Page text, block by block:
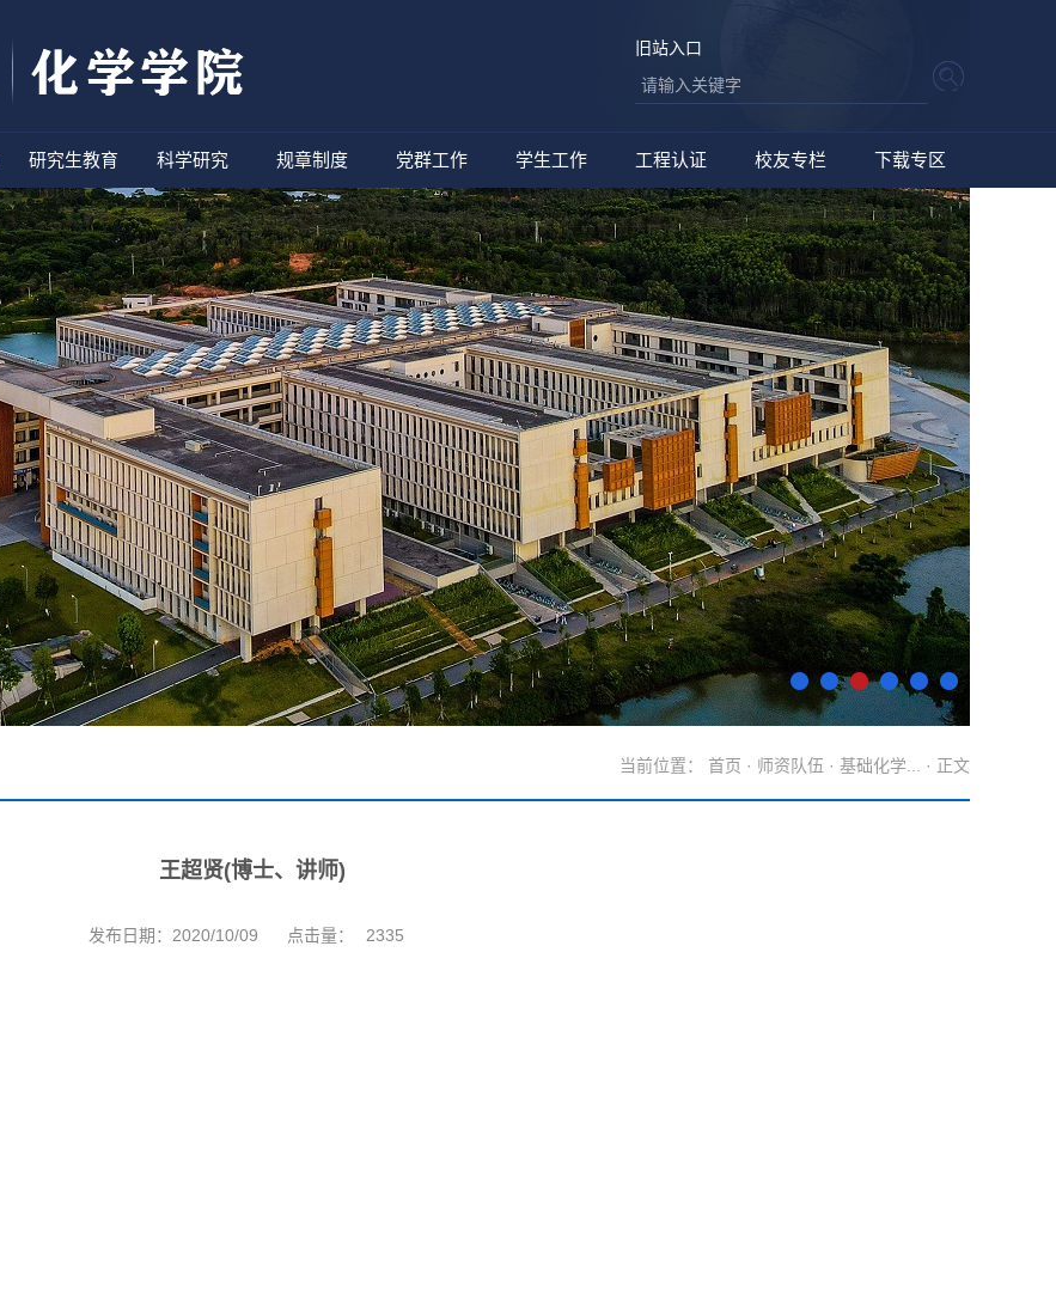
旧站入口
研究生教育 科学研究 规章制度 党群工作 学生工作 工程认证 校友专栏 下载专区
当前位置： 首页 · 师资队伍 · 基础化学... · 正文
王超贤(博士、讲师)
发布日期：2020/10/09 点击量： 2335